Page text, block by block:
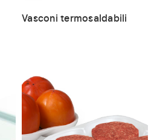
Vasconi termosaldabili